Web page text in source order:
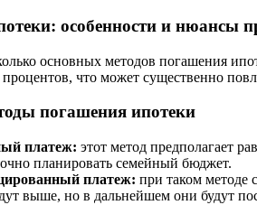
особенности и нюансы
основных методов погашения
что может существенно
погашения ипотеки
платеж: этот метод предполагает
планировать семейный бюджет.
платеж: при таком методе
выше, но в дальнейшем они будут